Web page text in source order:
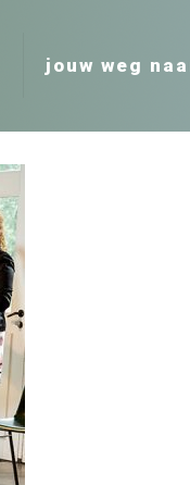
jouw weg